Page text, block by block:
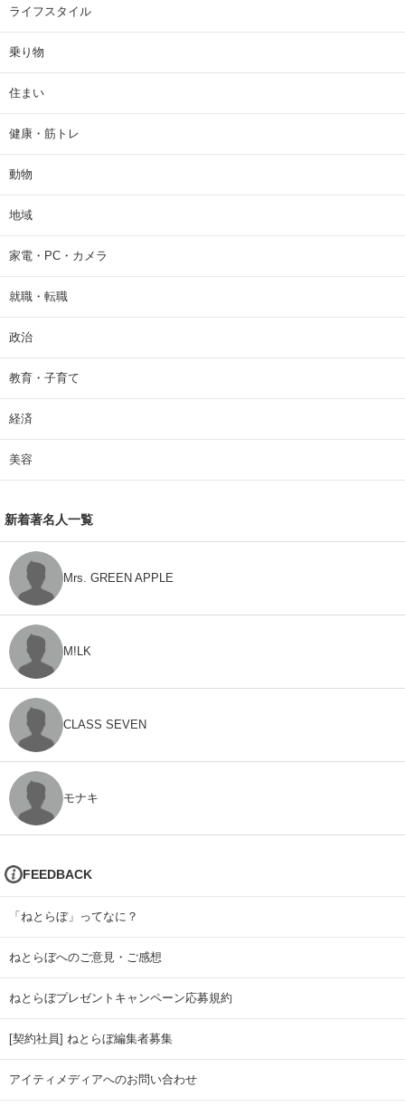
ライフスタイル
乗り物
住まい
健康・筋トレ
動物
地域
家電・PC・カメラ
就職・転職
政治
教育・子育て
経済
美容
新着著名人一覧
Mrs. GREEN APPLE
M!LK
CLASS SEVEN
モナキ
FEEDBACK
「ねとらぼ」ってなに？
ねとらぼへのご意見・ご感想
ねとらぼプレゼントキャンペーン応募規約
[契約社員] ねとらぼ編集者募集
アイティメディアへのお問い合わせ